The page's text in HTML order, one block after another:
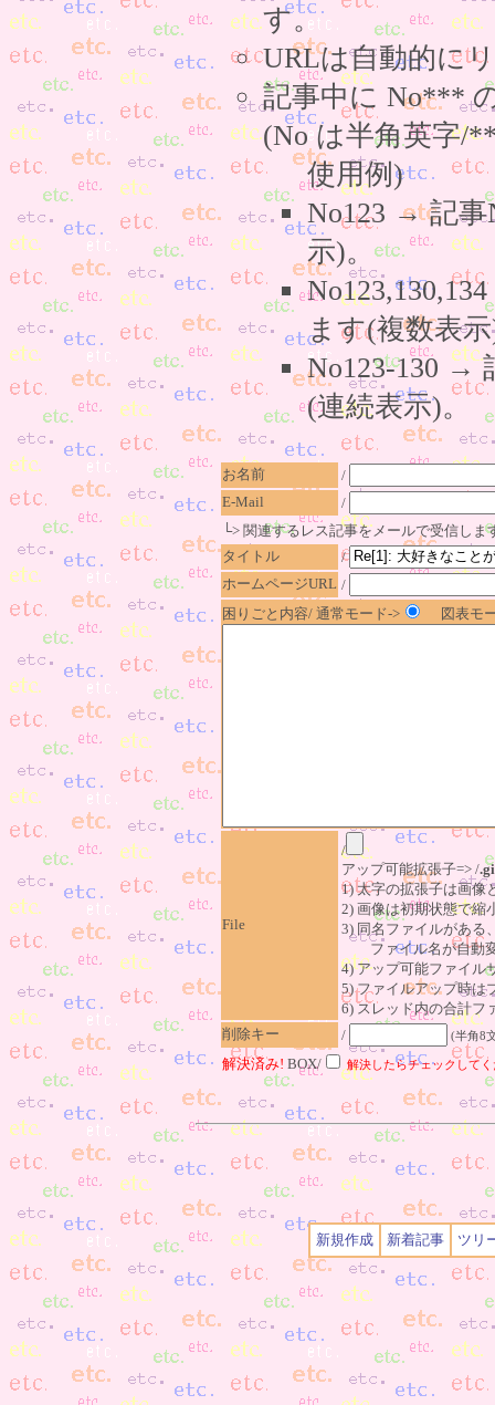
す。
URLは自動的に
記事中に No***
(No は半角英字/
使用例)
No123 → 記事
示)。
ます(複数表
No123-130 →
(連続表示)。
お名前
/
E-Mail
/
└> 関連するレス記事をメールで受信しま
タイトル
/
ホームページURL /
困りごと内容/ 通常モード->
図表モ
File
/
アップ可能拡張子=> /
1) 太字の拡張子は画像
2) 画像は初期状態で縮
3) 同名ファイルがある
ファイル名が自動
4) アップ可能ファイル
5) ファイルアップ時は
6) スレッド内の合計
削除キー
/ (半角8
解決済み! BOX/ 解決したらチェックして
新規作成 新着記事 ツリ